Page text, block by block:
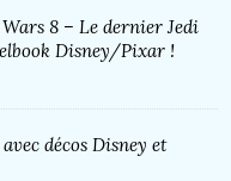
8 – Le dernier Jedi
Disney/Pixar !
décos Disney et